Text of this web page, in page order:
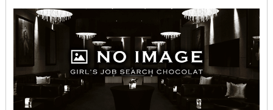
いね♥
＊掛け持ちバイトも大歓迎 ＊
学校や昼職があって、平日はなかなかシフトに入れそうにない女の
子も心配ご無用です！
当店は《土日も営業》しているため、週末だけの勤務もOK◎
休日を上手く利用してサクッと稼いじゃいましょう♪
＊経験者さんに朗報＊
他店様で培ってきたスキルを考慮して、時給や待遇を最大限優遇し